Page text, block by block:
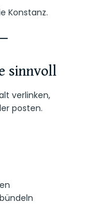
Konstanz.
sinnvoll
verlinken,
posten.